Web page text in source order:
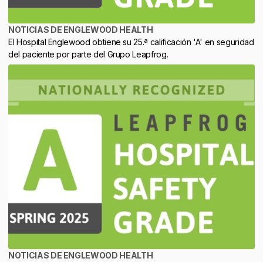
NOTICIAS DE ENGLEWOOD HEALTH
El Hospital Englewood obtiene su 25.ª calificación 'A' en seguridad
del paciente por parte del Grupo Leapfrog.
NOTICIAS DE ENGLEWOOD HEALTH